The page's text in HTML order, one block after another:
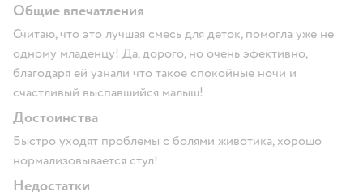
Общие впечатления
Считаю, что это лучшая смесь для деток, помогла уже не
одному младенцу! Да, дорого, но очень эфективно,
благодаря ей узнали что такое спокойные ночи и
счастливый выспавшийся малыш!
Достоинства
Быстро уходят проблемы с болями животика, хорошо
нормализовывается стул!
Недостатки